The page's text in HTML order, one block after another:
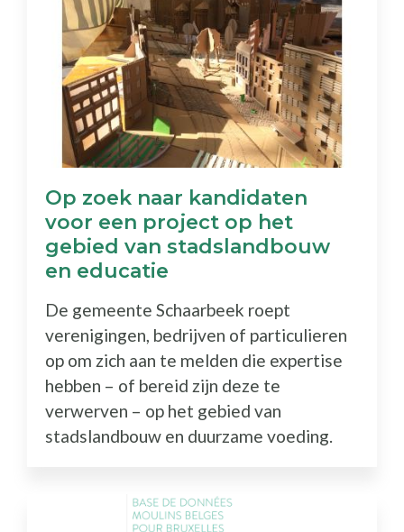
Op zoek naar kandidaten
voor een project op het
gebied van stadslandbouw
en educatie
De gemeente Schaarbeek roept
verenigingen, bedrijven of particulieren
op om zich aan te melden die expertise
hebben – of bereid zijn deze te
verwerven – op het gebied van
stadslandbouw en duurzame voeding.